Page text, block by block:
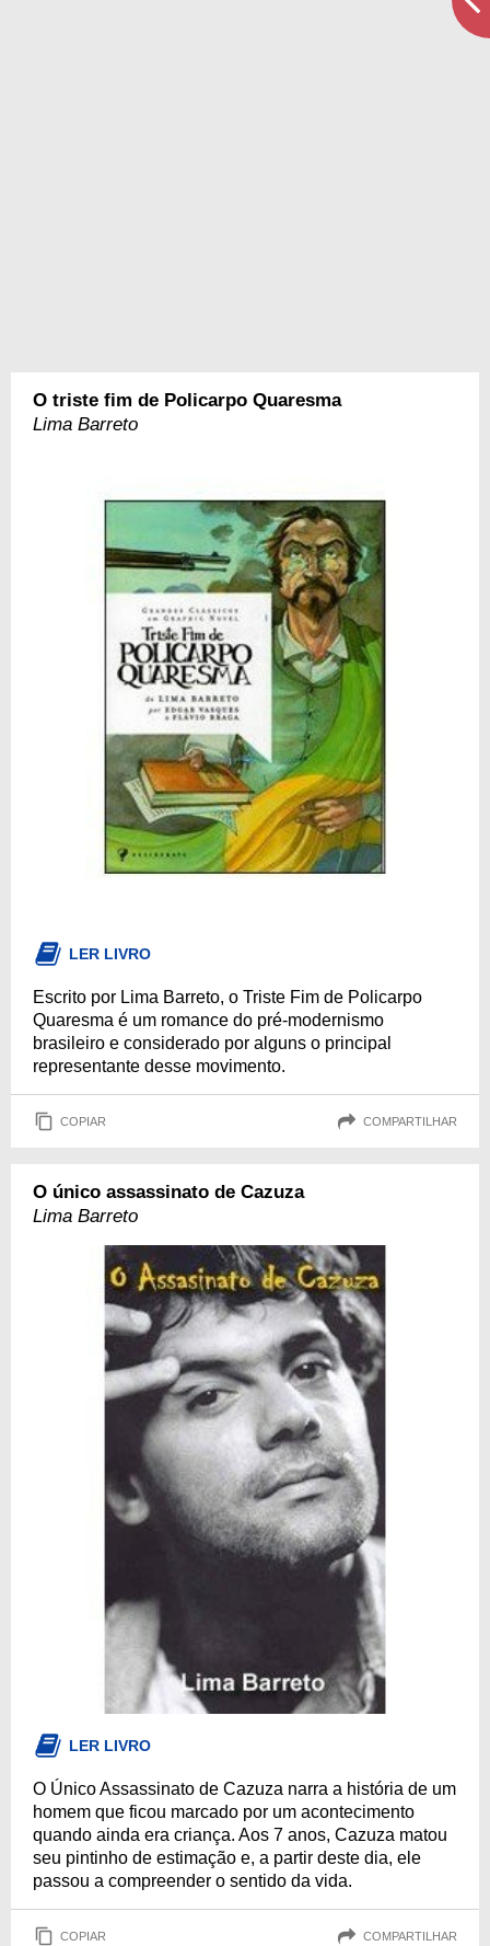
O triste fim de Policarpo Quaresma
Lima Barreto
LER LIVRO
Escrito por Lima Barreto, o Triste Fim de Policarpo
Quaresma é um romance do pré-modernismo
brasileiro e considerado por alguns o principal
representante desse movimento.
COPIAR COMPARTILHAR
O único assassinato de Cazuza
Lima Barreto
LER LIVRO
O Único Assassinato de Cazuza narra a história de um
homem que ficou marcado por um acontecimento
quando ainda era criança. Aos 7 anos, Cazuza matou
seu pintinho de estimação e, a partir deste dia, ele
passou a compreender o sentido da vida.
COPIAR COMPARTILHAR